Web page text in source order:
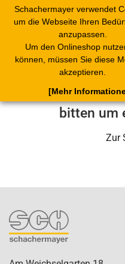
Schachermayer verwendet
um die Webseite Ihren
anzupassen.
Um den Onlineshop
können, müssen Sie diese
akzeptieren.
[Mehr
Leider ist ein
aufgetreten.
sich in Kürze
bitten um
Zur